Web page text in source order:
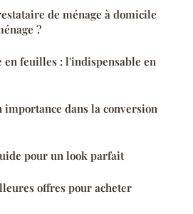
de ménage à domicile
?
en feuilles : l'indispensable en
importance dans la conversion
pour un look parfait
offres pour acheter